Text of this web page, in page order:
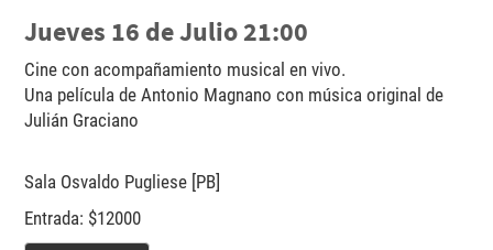
Jueves 16 de Julio 21:00
Cine con acompañamiento musical en vivo.
Una película de Antonio Magnano con música original de
Julián Graciano
Sala Osvaldo Pugliese [PB]
Entrada: $12000